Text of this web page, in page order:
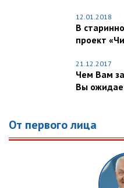
12.01.2018
В
проект
21.12.2017
Чем Вам
Вы
От первого лица